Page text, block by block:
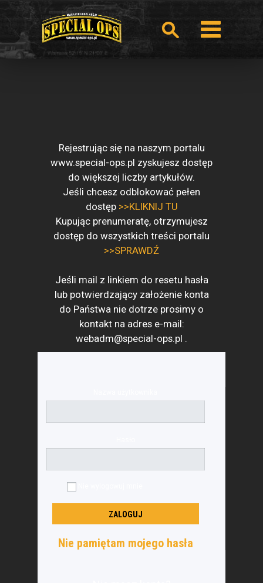
Rejestrując się na naszym portalu
www.special-ops.pl zyskujesz dostęp
do większej liczby artykułów.
Jeśli chcesz odblokować pełen
dostęp >>KLIKNIJ TU
Kupując prenumeratę, otrzymujesz
dostęp do wszystkich treści portalu
>>SPRAWDŹ
Jeśli mail z linkiem do resetu hasła
lub potwierdzający założenie konta
do Państwa nie dotrze prosimy o
kontakt na adres e-mail:
webadm@special-ops.pl .
Nie pamiętam mojego hasła